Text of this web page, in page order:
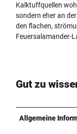
Kalktuffquellen
sondern eher an
den flachen,
Feuersalamander-
Gut zu
Allgemeine